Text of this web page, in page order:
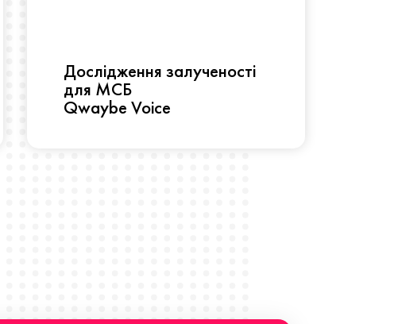
Дослідження залученості
для МСБ
Qwaybe Voice